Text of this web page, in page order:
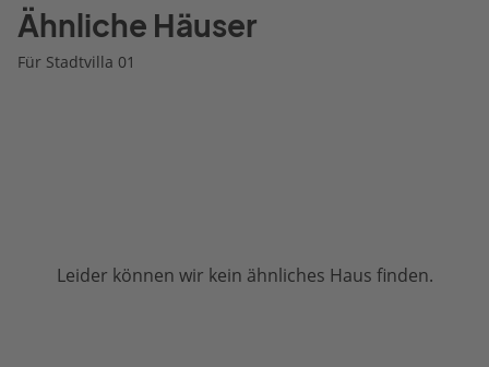
Ähnliche Häuser
Für Stadtvilla 01
Leider können wir kein ähnliches Haus finden.